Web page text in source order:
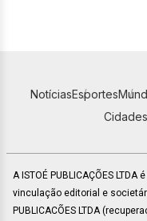
NotíciasEsportes
Cidades
A ISTOÉ PUBLICAÇÕES
vinculação editorial e
PUBLICACÕES LTDA